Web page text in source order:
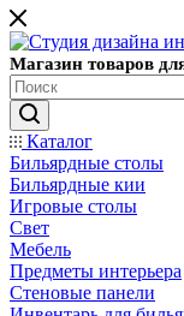
Магазин товаров
Каталог
Бильярдные столы
Бильярдные кии
Игровые столы
Свет
Мебель
Предметы интерьера
Стеновые панели